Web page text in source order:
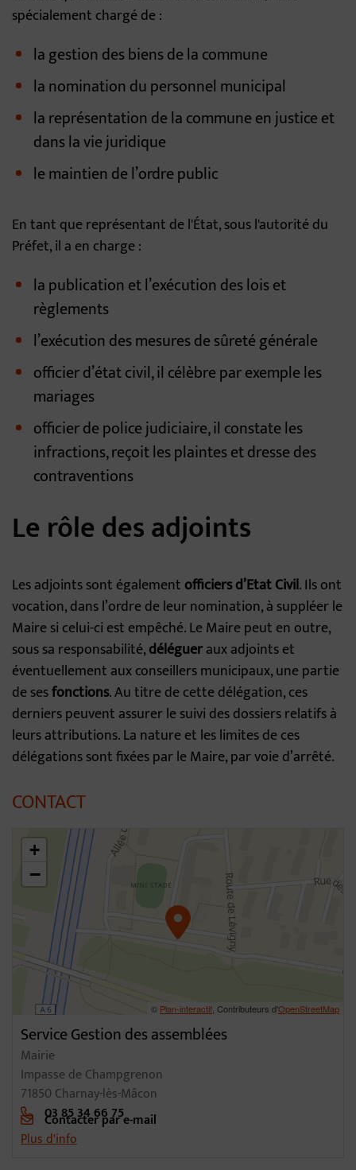
spécialement chargé de :
la gestion des biens de la commune
la nomination du personnel municipal
la représentation de la commune en justice et
dans la vie juridique
le maintien de l’ordre public
En tant que représentant de l'État, sous l'autorité du
Préfet, il a en charge :
la publication et l’exécution des lois et
règlements
l’exécution des mesures de sûreté générale
officier d’état civil, il célèbre par exemple les
mariages
officier de police judiciaire, il constate les
infractions, reçoit les plaintes et dresse des
contraventions
Le rôle des adjoints
Les adjoints sont également officiers d’Etat Civil. Ils ont
vocation, dans l’ordre de leur nomination, à suppléer le
Maire si celui-ci est empêché. Le Maire peut en outre,
sous sa responsabilité,délégueraux adjoints et
éventuellement aux conseillers municipaux, une partie
de sesfonctions. Au titre de cette délégation, ces
derniers peuvent assurer le suivi des dossiers relatifs à
leurs attributions. La nature et les limites de ces
délégations sont fixées par le Maire, par voie d’arrêté.
CONTACT
46.31031483109773,4.796480837703209
+
−
© Plan-interactif , Contributeurs d'OpenStreetMap
Service Gestion des assemblées
Mairie
Impasse de Champgrenon
71850 Charnay-lès-Mâcon
03 85 34 66 75
Contacter par e-mail
Plus d'info